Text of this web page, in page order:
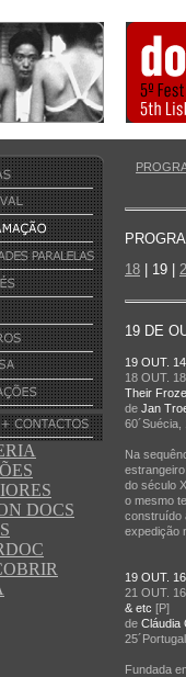
18 | 19 |
19 DE
19 OUT.
18 OUT.
Their
de Jan
60´Suécia,
Na
do século
o mesmo
construído
expedição
19 OUT.
21 OUT.
& etc [P]
de Cláudia
Fundada